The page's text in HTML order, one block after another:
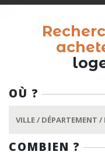
OÙ ?
COMBIEN ?